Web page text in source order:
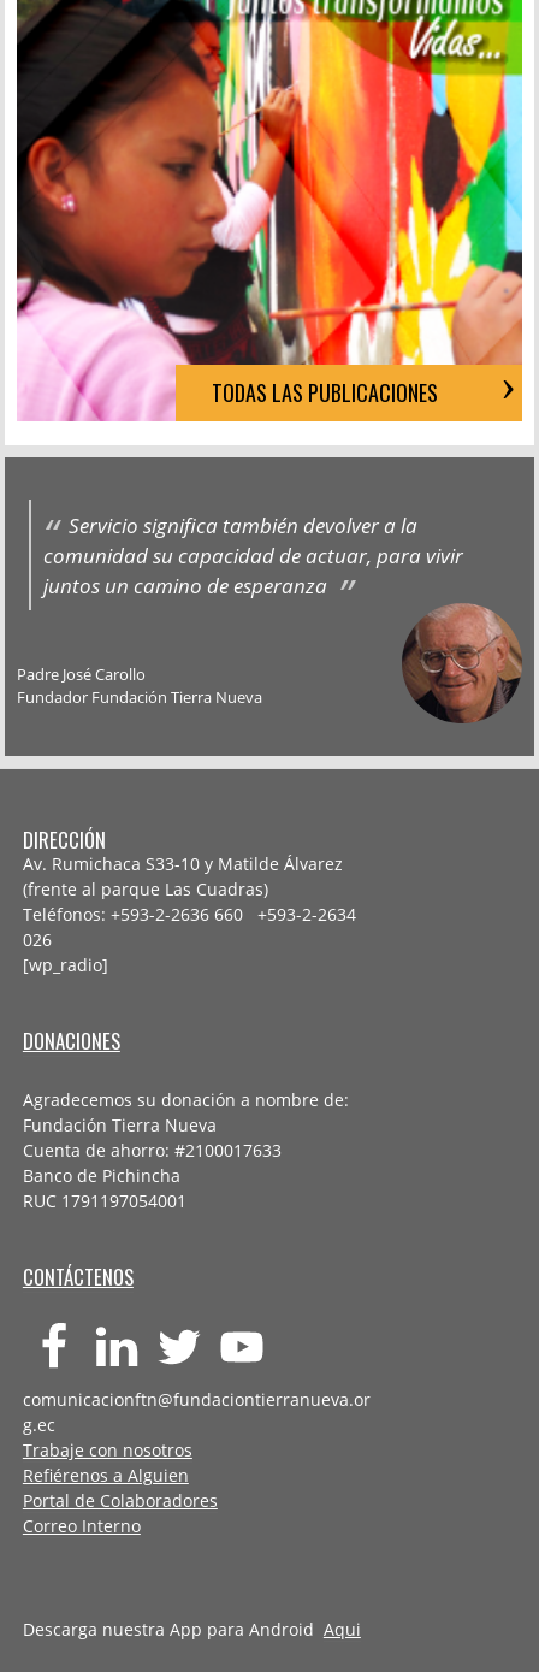
TODAS LAS PUBLICACIONES
Servicio significa también devolver a la
comunidad su capacidad de actuar, para vivir
juntos un camino de esperanza
Padre José Carollo
Fundador Fundación Tierra Nueva
DIRECCIÓN
Av. Rumichaca S33-10 y Matilde Álvarez
(frente al parque Las Cuadras)
Teléfonos: +593-2-2636 660 +593-2-2634
026
[wp_radio]
DONACIONES
Agradecemos su donación a nombre de:
Fundación Tierra Nueva
Cuenta de ahorro: #2100017633
Banco de Pichincha
RUC 1791197054001
CONTÁCTENOS
comunicacionftn@fundaciontierranueva.or
g.ec
Trabaje con nosotros
Refiérenos a Alguien
Portal de Colaboradores
Correo Interno
Descarga nuestra App para Android Aqui